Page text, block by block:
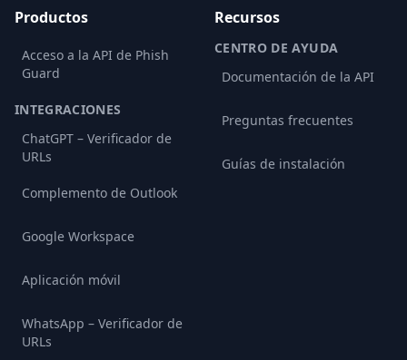
Productos
Acceso a la API de Phish
Guard
INTEGRACIONES
ChatGPT – Verificador de
URLs
Complemento de Outlook
Google Workspace
Aplicación móvil
WhatsApp – Verificador de
URLs
Recursos
CENTRO DE AYUDA
Documentación de la API
Preguntas frecuentes
Guías de instalación